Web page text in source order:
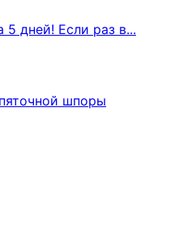
дней! Если раз в...
шпоры